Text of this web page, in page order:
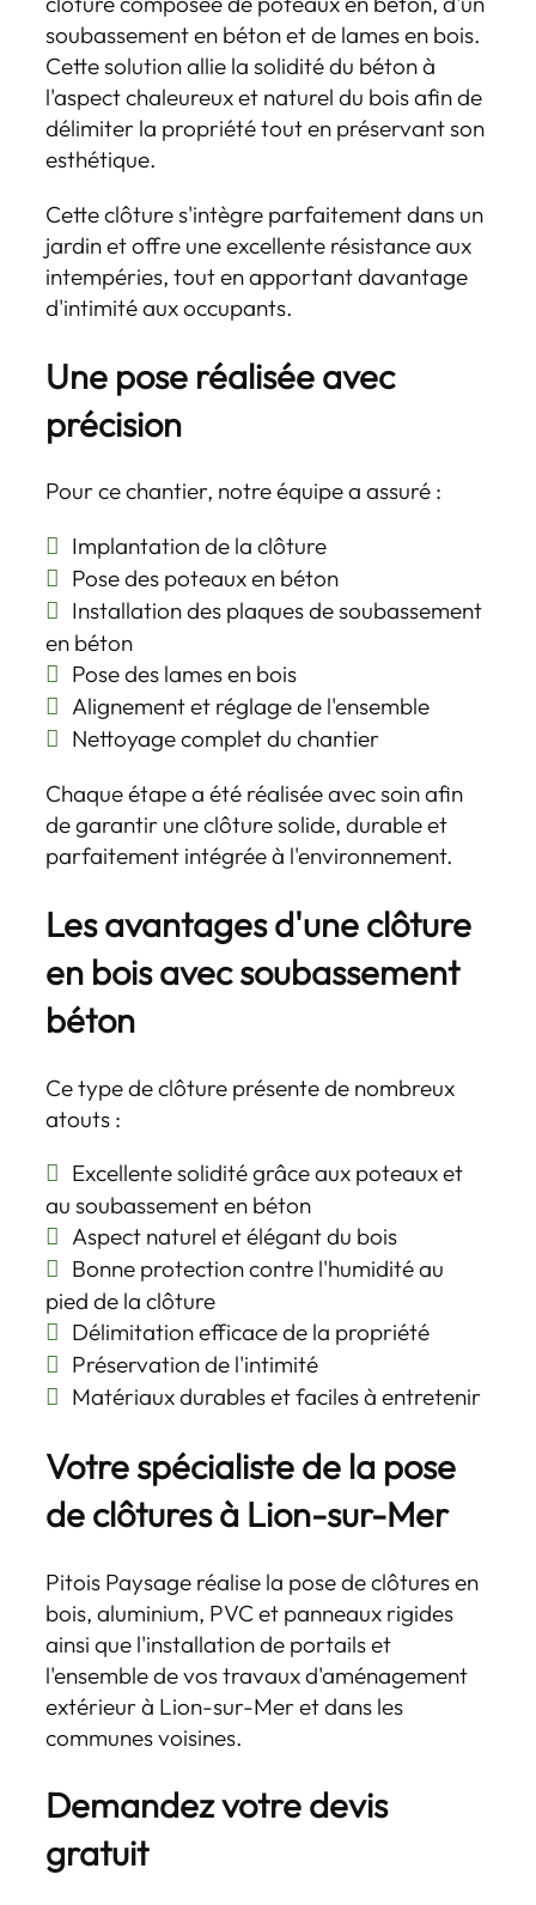
soubassement en béton et de lames en bois.
Cette solution allie la solidité du béton à
l'aspect chaleureux et naturel du bois afin de
délimiter la propriété tout en préservant son
esthétique.
Cette clôture s'intègre parfaitement dans un
jardin et offre une excellente résistance aux
intempéries, tout en apportant davantage
d'intimité aux occupants.
Une pose réalisée avec
précision
Pour ce chantier, notre équipe a assuré :
Implantation de la clôture
Pose des poteaux en béton
Installation des plaques de soubassement
en béton
Pose des lames en bois
Alignement et réglage de l'ensemble
Nettoyage complet du chantier
Chaque étape a été réalisée avec soin afin
de garantir une clôture solide, durable et
parfaitement intégrée à l'environnement.
Les avantages d'une clôture
en bois avec soubassement
béton
Ce type de clôture présente de nombreux
atouts :
Excellente solidité grâce aux poteaux et
au soubassement en béton
Aspect naturel et élégant du bois
Bonne protection contre l'humidité au
pied de la clôture
Délimitation efficace de la propriété
Préservation de l'intimité
Matériaux durables et faciles à entretenir
Votre spécialiste de la pose
de clôtures à Lion-sur-Mer
Pitois Paysage réalise la pose de clôtures en
bois, aluminium, PVC et panneaux rigides
ainsi que l'installation de portails et
l'ensemble de vos travaux d'aménagement
extérieur à Lion-sur-Mer et dans les
communes voisines.
Demandez votre devis
gratuit